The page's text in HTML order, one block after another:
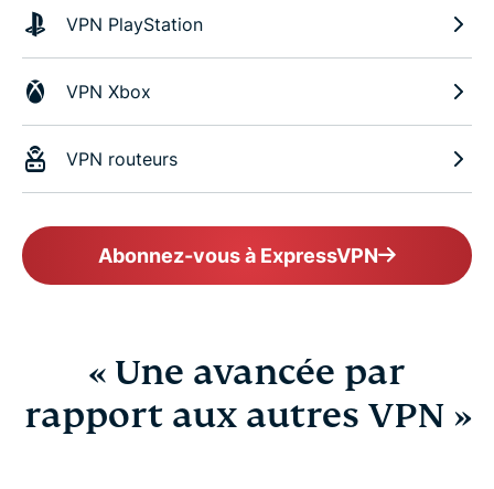
VPN PlayStation
VPN Xbox
VPN routeurs
Abonnez-vous à ExpressVPN
« Une avancée par
rapport aux autres VPN »